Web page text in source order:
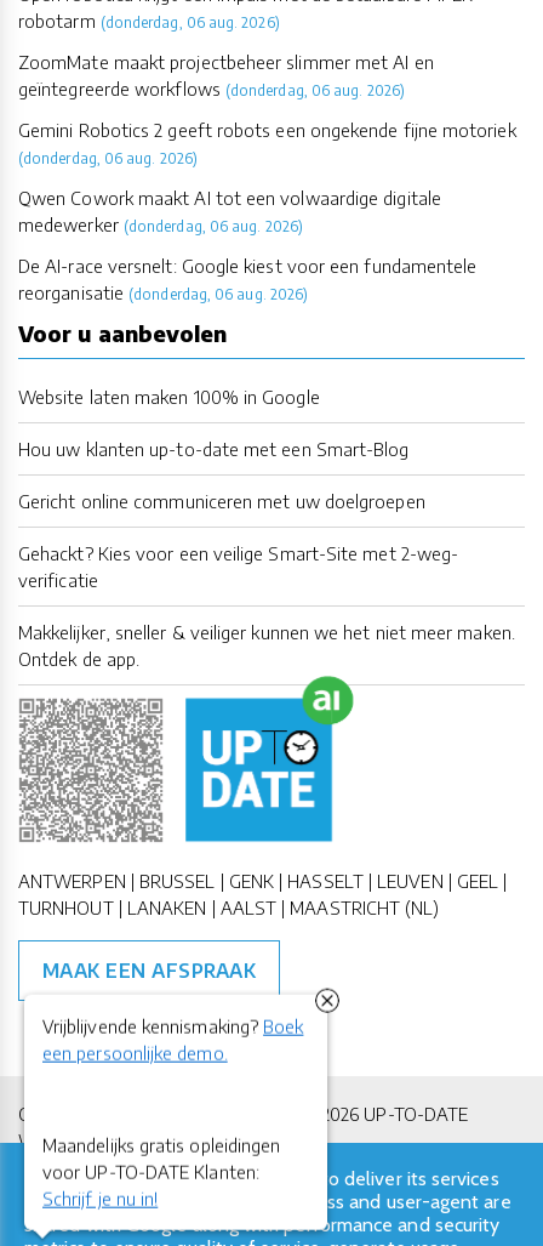
robotarm (donderdag, 06 aug. 2026)
ZoomMate maakt projectbeheer slimmer met AI en
geïntegreerde workflows (donderdag, 06 aug. 2026)
Gemini Robotics 2 geeft robots een ongekende fijne motoriek
(donderdag, 06 aug. 2026)
Qwen Cowork maakt AI tot een volwaardige digitale
medewerker (donderdag, 06 aug. 2026)
De AI-race versnelt: Google kiest voor een fundamentele
reorganisatie (donderdag, 06 aug. 2026)
Voor u aanbevolen
Website laten maken 100% in Google
Hou uw klanten up-to-date met een Smart-Blog
Gericht online communiceren met uw doelgroepen
Gehackt? Kies voor een veilige Smart-Site met 2-weg-
verificatie
Makkelijker, sneller & veiliger kunnen we het niet meer maken.
Ontdek de app.
ANTWERPEN | BRUSSEL | GENK | HASSELT | LEUVEN | GEEL |
TURNHOUT | LANAKEN | AALST | MAASTRICHT (NL)
MAAK EEN AFSPRAAK
Copyright All Rights Reserved © 2011-2026 UP-TO-DATE
WebDesign
Privacy & Cookies
Locations Algemene Voorwaarden
This site uses cookies from Google to deliver its services
and to analyze traffic. Your IP address and user-agent are
shared with Google along with performance and security
Vrijblijvende kennismaking? Boek
een persoonlijke demo.
Maandelijks gratis opleidingen
voor UP-TO-DATE Klanten:
Schrijf je nu in!